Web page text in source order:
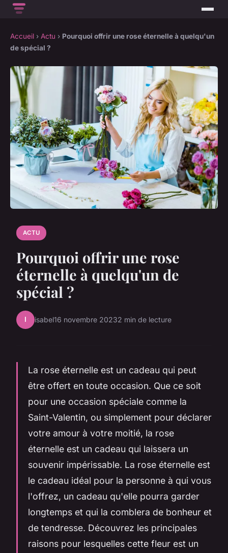
Accueil › Actu › Pourquoi offrir une rose éternelle à quelqu'un
de spécial ?
ACTU
Pourquoi offrir une rose
éternelle à quelqu'un de
spécial ?
I isabel16 novembre 20232 min de lecture
La rose éternelle est un cadeau qui peut
être offert en toute occasion. Que ce soit
pour une occasion spéciale comme la
Saint-Valentin, ou simplement pour déclarer
votre amour à votre moitié, la rose
éternelle est un cadeau qui laissera un
souvenir impérissable. La rose éternelle est
le cadeau idéal pour la personne à qui vous
l'offrez, un cadeau qu'elle pourra garder
longtemps et qui la comblera de bonheur et
de tendresse. Découvrez les principales
raisons pour lesquelles cette fleur est un